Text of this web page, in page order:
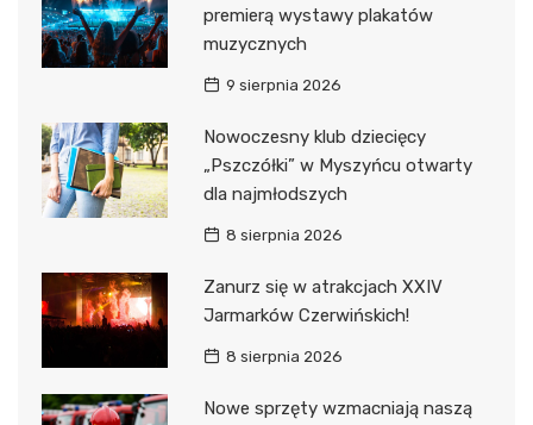
premierą wystawy plakatów
muzycznych
9 sierpnia 2026
Nowoczesny klub dziecięcy
„Pszczółki” w Myszyńcu otwarty
dla najmłodszych
8 sierpnia 2026
Zanurz się w atrakcjach XXIV
Jarmarków Czerwińskich!
8 sierpnia 2026
Nowe sprzęty wzmacniają naszą